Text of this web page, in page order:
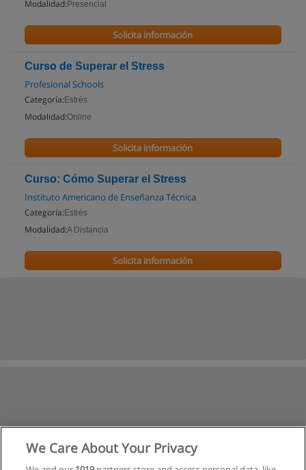
Modalidad: Presencial
Solicita información
Curso de Superar el Stress
Profesional Schools
Categoría: Estrés
Modalidad:Online
Solicita información
Curso: Cómo Superar el Stress
Instituto Americano de Enseñanza Técnica
Categoría: Estrés
Modalidad:A Distancia
Solicita información
We Care About Your Privacy